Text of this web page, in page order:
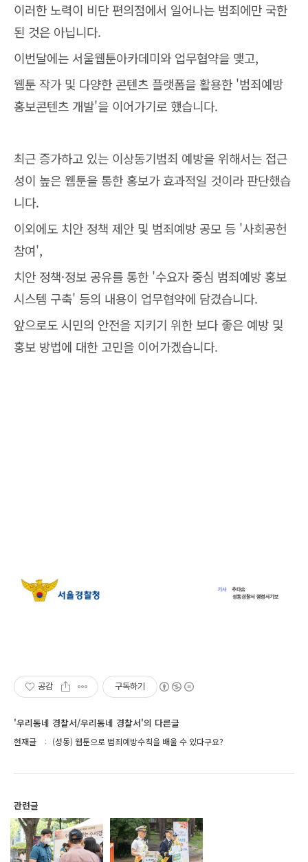
이러한 노력이 비단 편의점에서 일어나는 범죄에만 국한
된 것은 아닙니다.
이번달에는 서울웹툰아카데미와 업무협약을 맺고,
웹툰 작가 및 다양한 콘텐츠 플랫폼을 활용한 '범죄예방
홍보콘텐츠 개발'을 이어가기로 했습니다.
최근 증가하고 있는 이상동기범죄 예방을 위해서는 접근
성이 높은 웹툰을 통한 홍보가 효과적일 것이라 판단했습
니다.
이외에도 치안 정책 제안 및 범죄예방 공모 등 '사회공헌
참여',
치안 정책·정보 공유를 통한 '수요자 중심 범죄예방 홍보
시스템 구축' 등의 내용이 업무협약에 담겼습니다.
앞으로도 시민의 안전을 지키기 위한 보다 좋은 예방 및
홍보 방법에 대한 고민을 이어가겠습니다.
공감 구독하기
'우리동네 경찰서/우리동네 경찰서'의 다른글
현재글 (성동) 웹툰으로 범죄예방수칙을 배울 수 있다구요?
관련글